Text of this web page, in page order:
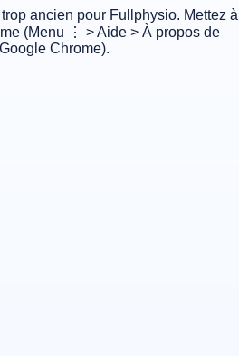
ancien pour Fullphysio. Mettez à
(Menu ⋮ > Aide > À propos de
Google Chrome).